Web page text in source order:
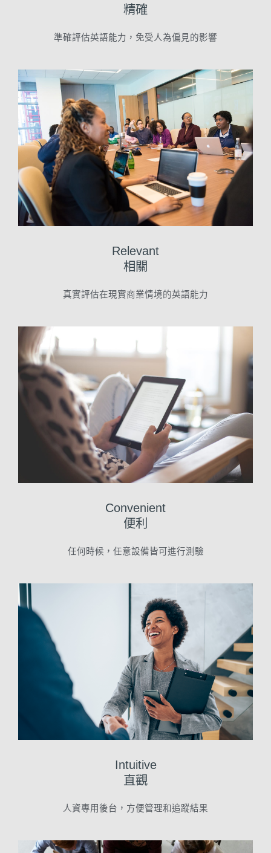
精確
準確評估英語能力，免受人為偏見的影響
Relevant
相關
真實評估在現實商業情境的英語能力
Convenient
便利
任何時候，任意設備皆可進行測驗
Intuitive
直觀
人資專用後台，方便管理和追蹤結果